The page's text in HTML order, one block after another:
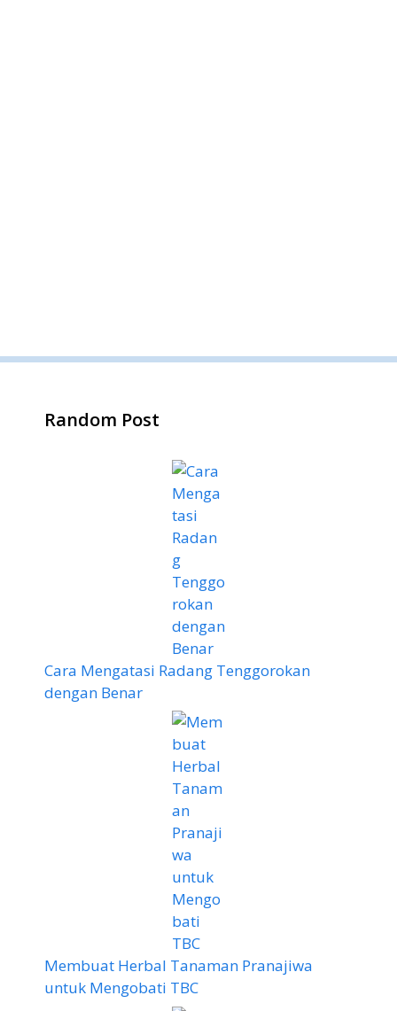
Random Post
Cara Mengatasi Radang Tenggorokan
dengan Benar
Membuat Herbal Tanaman Pranajiwa
untuk Mengobati TBC